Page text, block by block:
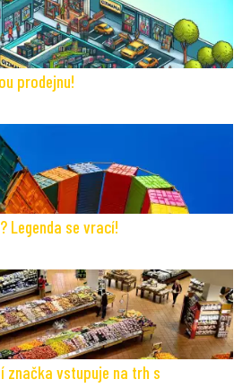
prodejnu!
Legenda se vrací!
značka vstupuje na trh s